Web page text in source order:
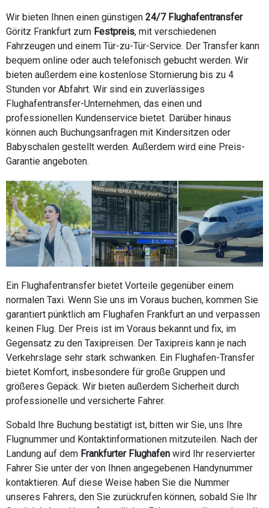
Wir bieten Ihnen einen günstigen 24/7 Flughafentransfer
Göritz Frankfurt zum Festpreis, mit verschiedenen
Fahrzeugen und einem Tür-zu-Tür-Service. Der Transfer kann
bequem online oder auch telefonisch gebucht werden. Wir
bieten außerdem eine kostenlose Stornierung bis zu 4
Stunden vor Abfahrt. Wir sind ein zuverlässiges
Flughafentransfer-Unternehmen, das einen und
professionellen Kundenservice bietet. Darüber hinaus
können auch Buchungsanfragen mit Kindersitzen oder
Babyschalen gestellt werden. Außerdem wird eine Preis-
Garantie angeboten.
Ein Flughafentransfer bietet Vorteile gegenüber einem
normalen Taxi. Wenn Sie uns im Voraus buchen, kommen Sie
garantiert pünktlich am Flughafen Frankfurt an und verpassen
keinen Flug. Der Preis ist im Voraus bekannt und fix, im
Gegensatz zu den Taxipreisen. Der Taxipreis kann je nach
Verkehrslage sehr stark schwanken. Ein Flughafen-Transfer
bietet Komfort, insbesondere für große Gruppen und
größeres Gepäck. Wir bieten außerdem Sicherheit durch
professionelle und versicherte Fahrer.
Sobald Ihre Buchung bestätigt ist, bitten wir Sie, uns Ihre
Flugnummer und Kontaktinformationen mitzuteilen. Nach der
Landung auf dem Frankfurter Flughafen wird Ihr reservierter
Fahrer Sie unter der von Ihnen angegebenen Handynummer
kontaktieren. Auf diese Weise haben Sie die Nummer
unseres Fahrers, den Sie zurückrufen können, sobald Sie Ihr